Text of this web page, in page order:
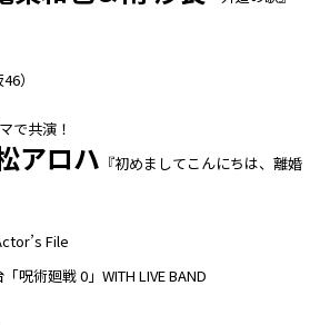
）
で共演！
アロハ 『初めましてこんにちは、離婚
File
呪術廻戦 0」WITH LIVE BAND